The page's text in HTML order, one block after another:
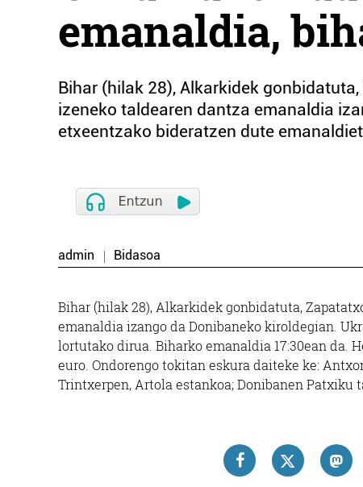
emanaldia,
Bihar (hilak 28), Alkarkidek
izeneko taldearen dantza emanaldia
etxeentzako bideratzen dute
admin Bidasoa
Bihar (hilak 28), Alkarkidek gonbidatuta,
emanaldia izango da Donibaneko kiroldegian.
lortutako dirua. Biharko emanaldia 17:30ean da.
euro. Ondorengo tokitan eskura daiteke ke:
Trintxerpen, Artola estankoa; Donibanen Patxiku